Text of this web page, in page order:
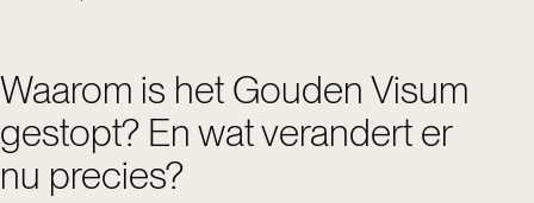
Waarom is het Gouden Visum
gestopt? En wat verandert er
nu precies?